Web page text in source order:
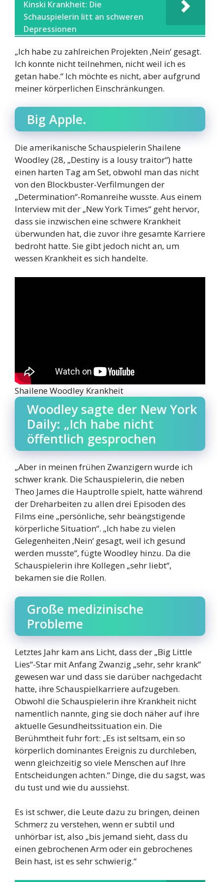
Kinski Krankheit: Die
Schauspielerin litt an schweren
Depressionen
„Ich habe zu zahlreichen Projekten ‚Nein‘ gesagt.
Ich konnte nicht teilnehmen, nicht weil ich es
getan habe.“ Ich möchte es nicht, aber aufgrund
meiner körperlichen Einschränkungen.
Big Apple.
Die amerikanische Schauspielerin Shailene
Woodley (28, „Destiny is a lousy traitor“) hatte
einen harten Tag am Set, obwohl man das nicht
von den Blockbuster-Verfilmungen der
„Determination“-Romanreihe wusste. Aus einem
Interview mit der „New York Times“ geht hervor,
dass sie inzwischen eine schwere Krankheit
überwunden hat, die zuvor ihre gesamte Karriere
bedroht hatte. Sie gibt jedoch nicht an, um
wessen Krankheit es sich handelte.
Shailene Woodley Krankheit
Woodley sagte der New York
Daily: „Ich habe nicht
öffentlich gesprochen
„Aber in meinen frühen Zwanzigern wurde ich
schwer krank. Die Schauspielerin, die neben
Theo James die Hauptrolle spielt, hatte während
der Dreharbeiten zu allen drei Episoden des
Films eine „persönliche, sehr beängstigende
körperliche Situation“. „Ich habe zu vielen
Gelegenheiten ‚Nein‘ gesagt, weil ich gesund
werden musste“, fügte Woodley hinzu. Da die
Schauspielerin ihre Kollegen „sehr liebt“,
bekamen sie die Rollen.
Große medizinische
Probleme
Letztes Jahr kam ans Licht, dass der „Big Little
Lies“-Star mit Anfang Zwanzig „sehr, sehr krank“
gewesen war und dass sie darüber nachgedacht
hatte, ihre Schauspielkarriere aufzugeben.
Obwohl die Schauspielerin ihre Krankheit nicht
namentlich nannte, ging sie doch näher auf ihre
aktuelle Gesundheitssituation ein. Die
Berühmtheit fuhr fort: „Es ist seltsam, ein so
körperlich dominantes Ereignis zu durchleben,
wenn gleichzeitig so viele Menschen auf Ihre
Entscheidungen achten.“ Dinge, die du sagst, was
du tust und wie du aussiehst.
Es ist schwer, die Leute dazu zu bringen, deinen
Schmerz zu verstehen, wenn er subtil und
unhörbar ist, also „bis jemand sieht, dass du
einen gebrochenen Arm oder ein gebrochenes
Bein hast, ist es sehr schwierig.“